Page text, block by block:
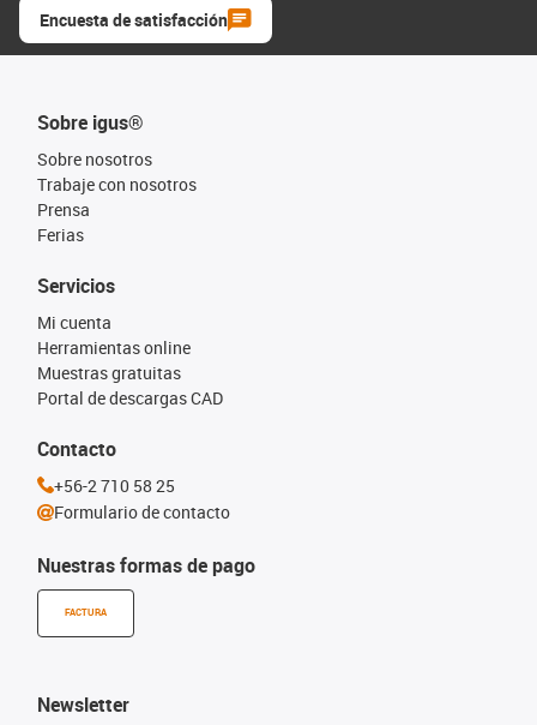
Encuesta de satisfacción
Sobre igus®
Sobre nosotros
Trabaje con nosotros
Prensa
Ferias
Nuestras formas de pago
FACTURA
Servicios
Mi cuenta
Herramientas online
Muestras gratuitas
Portal de descargas CAD
Newsletter
Contacto
+56-2 710 58 25
Formulario de contacto